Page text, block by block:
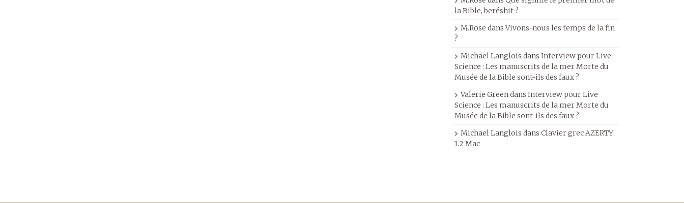
la Bible, beréshit ?
M.Rose dansVivons-nous les temps de la fin
?
Michael Langlois dans Interview pour Live
Science : Les manuscrits de la mer Morte du
Musée de la Bible sont-ils des faux ?
Valerie Greendans Interview pour Live
Science : Les manuscrits de la mer Morte du
Musée de la Bible sont-ils des faux ?
Michael Langlois dans Clavier grec AZERTY
1.2 Mac